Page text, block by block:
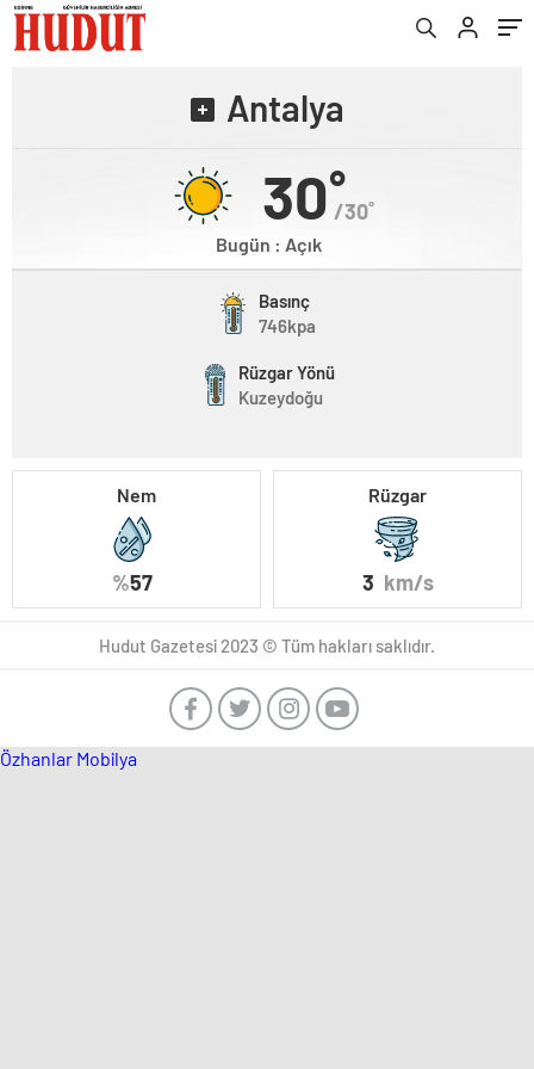
Antalya
30˚/30˚
Bugün : Açık
Basınç
746kpa
Rüzgar Yönü
Kuzeydoğu
Nem
%57
Rüzgar
3 km/s
Hudut Gazetesi 2023 © Tüm hakları saklıdır.
Özhanlar Mobilya